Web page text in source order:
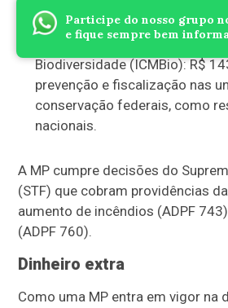
Participe do nosso grupo
e fique sempre bem
fiscalização ambiental em
Instituto Chico Mendes de
Biodiversidade (ICMBio): R$
prevenção e fiscalização nas
conservação federais, como
nacionais.
A MP cumpre decisões do
(STF) que cobram providências
aumento de incêndios (ADPF
(ADPF 760).
Dinheiro extra
Como uma MP entra em vigor na